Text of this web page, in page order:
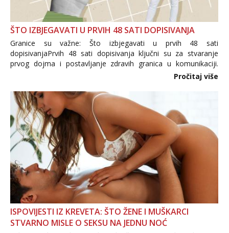
ŠTO IZBJEGAVATI U PRVIH 48 SATI DOPISIVANJA
Granice su važne: Što izbjegavati u prvih 48 sati
dopisivanjaPrvih 48 sati dopisivanja ključni su za stvaranje
prvog dojma i postavljanje zdravih granica u komunikaciji.
Važno je izbjeći prebrzo otkrivanje osobnih ili intimnih
informacija, jer nepoznata osoba još nije zaslužila to
povjerenje. Takođe...
Pročitaj više
ISPOVIJESTI IZ KREVETA: ŠTO ŽENE I MUŠKARCI
STVARNO MISLE O SEKSU NA JEDNU NOĆ